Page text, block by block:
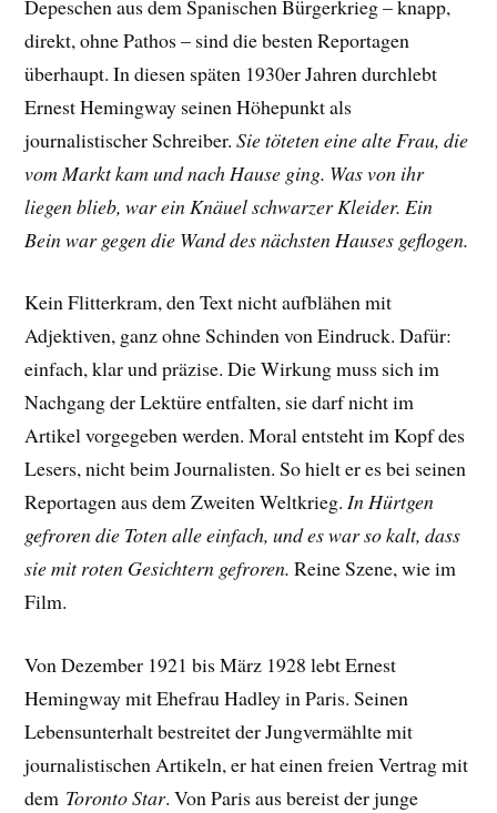
Depeschen aus dem Spanischen Bürgerkrieg – knapp,
direkt, ohne Pathos – sind die besten Reportagen
überhaupt. In diesen späten 1930er Jahren durchlebt
Ernest Hemingway seinen Höhepunkt als
journalistischer Schreiber.Sie töteten eine alte Frau, die
vom Markt kam und nach Hause ging. Was von ihr
liegen blieb, war ein Knäuel schwarzer Kleider. Ein
Bein war gegen die Wand des nächsten Hauses geflogen.
Kein Flitterkram, den Text nicht aufblähen mit
Adjektiven, ganz ohne Schinden von Eindruck. Dafür:
einfach, klar und präzise. Die Wirkung muss sich im
Nachgang der Lektüre entfalten, sie darf nicht im
Artikel vorgegeben werden. Moral entsteht im Kopf des
Lesers, nicht beim Journalisten. So hielt er es bei seinen
Reportagen aus dem Zweiten Weltkrieg.In Hürtgen
gefroren die Toten alle einfach, und es war so kalt, dass
sie mit roten Gesichtern gefroren. Reine Szene, wie im
Film.
Von Dezember 1921 bis März 1928 lebt Ernest
Hemingway mit Ehefrau Hadley in Paris. Seinen
Lebensunterhalt bestreitet der Jungvermählte mit
journalistischen Artikeln, er hat einen freien Vertrag mit
dem Toronto Star. Von Paris aus bereist der junge